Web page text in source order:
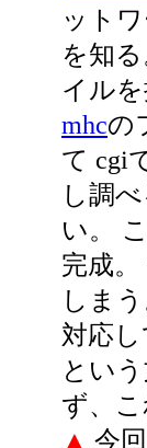
ット
を知
イル
mhcの
て cgi
し調
い。
完成
しま
対応
とい
ず、
▲ 今